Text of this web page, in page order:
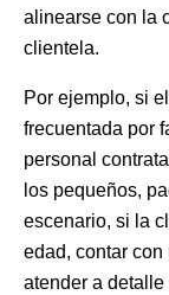
alinearse con la
clientela.
Por ejemplo, si
frecuentada por
personal
los pequeños,
escenario, si la
edad, contar
atender a